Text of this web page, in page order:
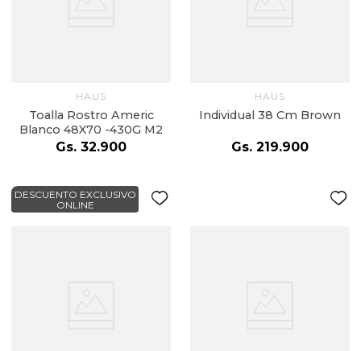
HAUS
Toalla Rostro Americ
Blanco 48X70 -430G M2
Gs. 32.900
HAUS
Individual 38 Cm Brown
Gs. 219.900
DESCUENTO EXCLUSIVO
ONLINE